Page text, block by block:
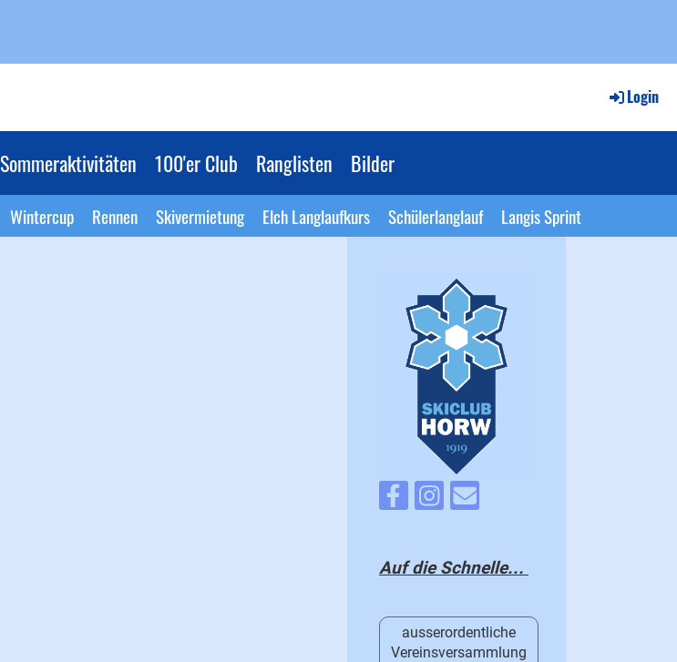
Login
Sommeraktivitäten 100'er Club Ranglisten Bilder
Wintercup Rennen Skivermietung Elch Langlaufkurs Schülerlanglauf Langis Sprint
Auf die Schnelle...
ausserordentliche
Vereinsversammlung